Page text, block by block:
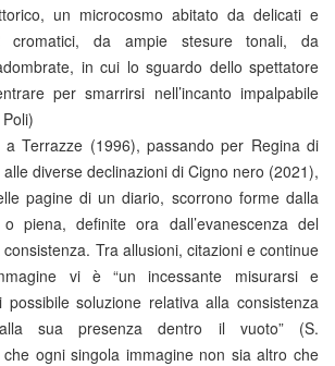
un microcosmo abitato da delicati e
cromatici, da ampie stesure tonali, da
in cui lo sguardo dello spettatore
per smarrirsi nell’incanto impalpabile
a Terrazze (1996), passando per Regina di
diverse declinazioni di Cigno nero (2021),
pagine di un diario, scorrono forme dalla
piena, definite ora dall’evanescenza del
Tra allusioni, citazioni e continue
vi è “un incessante misurarsi e
soluzione relativa alla consistenza
sua presenza dentro il vuoto” (S.
ogni singola immagine non sia altro che